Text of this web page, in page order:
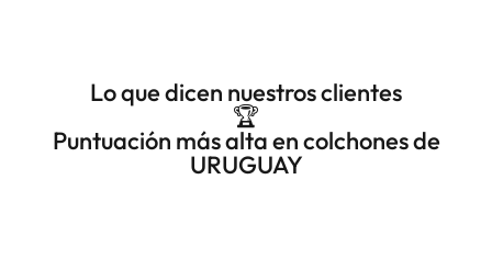
Lo que dicen nuestros clientes
🏆
Puntuación más alta en colchones de
URUGUAY